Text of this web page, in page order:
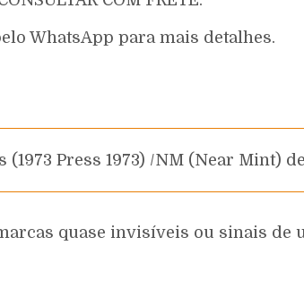
WhatsApp para mais detalhes.
quase invisíveis ou sinais de